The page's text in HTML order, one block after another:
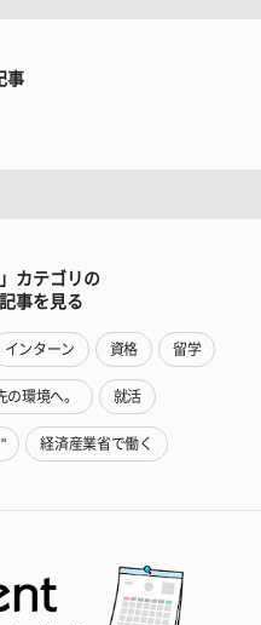
事
カテゴリの
事を見る
インターン 資格 留学
の環境へ。 就活
経済産業省で働く